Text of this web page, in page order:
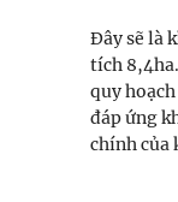
Đây sẽ là
tích
quy
đáp ứng
chính của